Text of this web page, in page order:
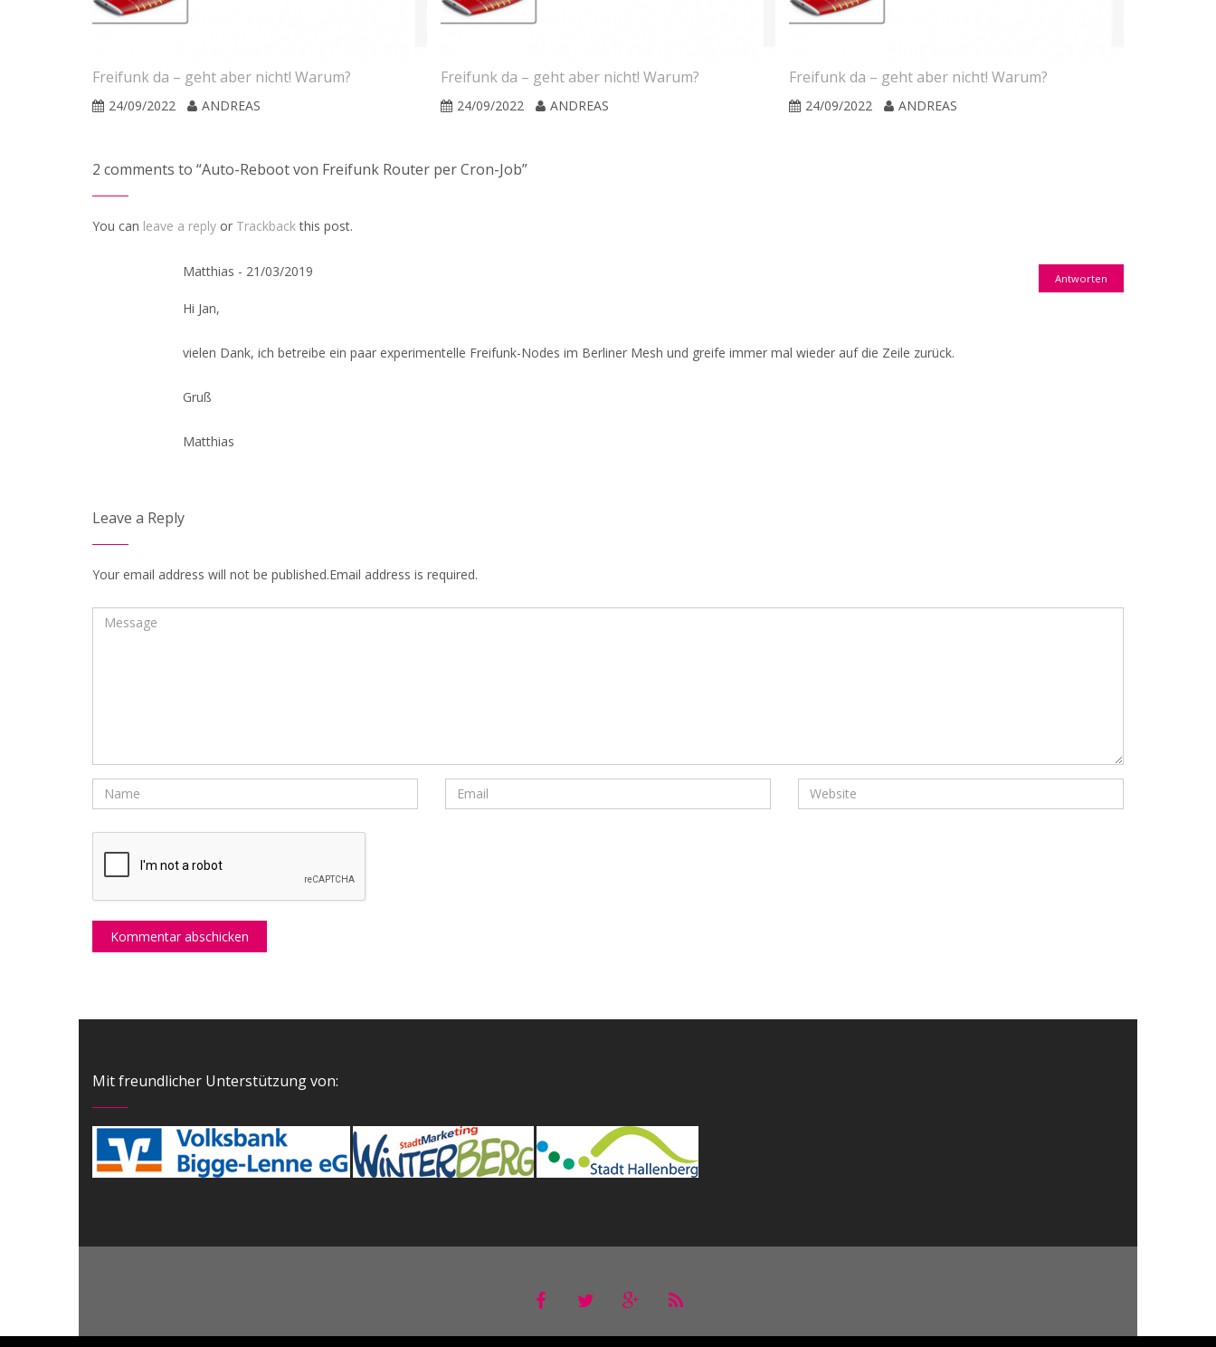
Freifunk da – geht aber nicht! Warum?
24/09/2022 ANDREAS
Freifunk da – geht aber nicht! Warum?
24/09/2022 ANDREAS
Freifunk da – geht aber nicht! Warum?
24/09/2022 ANDREAS
2 comments to “Auto-Reboot von Freifunk Router per Cron-Job”
You can leave a reply or Trackbackthis post.
Matthias - 21/03/2019 Antworten
Hi Jan,
vielen Dank, ich betreibe ein paar experimentelle Freifunk-Nodes im Berliner Mesh und greife immer mal wieder auf die Zeile zurück.
Gruß
Matthias
Leave a Reply
Your email address will not be published.Email address is required.
Mit freundlicher Unterstützung von: